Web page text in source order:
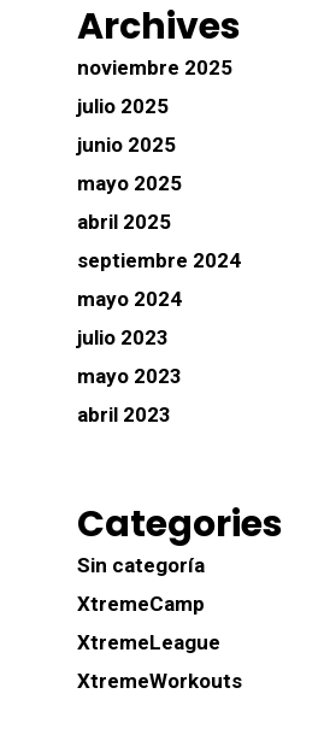
Archives
noviembre 2025
julio 2025
junio 2025
mayo 2025
abril 2025
septiembre 2024
mayo 2024
julio 2023
mayo 2023
abril 2023
Categories
Sin categoría
XtremeCamp
XtremeLeague
XtremeWorkouts